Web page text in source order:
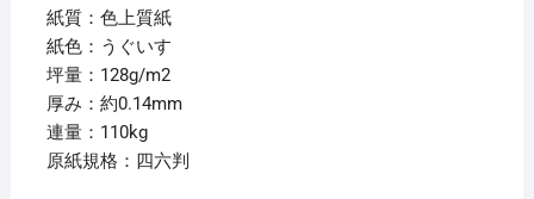
紙質：色上質紙
紙色：うぐいす
坪量：128g/m2
厚み：約0.14mm
連量：110kg
原紙規格：四六判